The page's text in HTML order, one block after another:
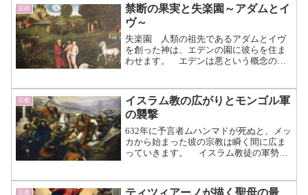
うか。 コペンハーゲンを代表するブル
ーのペイントは、現在で...（続きを読
む）
芸術
禁断の果実と失楽園～アダムとイ
ヴ～
失楽園 人類の祖先であるアダムとイヴ
を創った神は、エデンの園に彼らを住ま
わせます。 エデンは悪という概念のな
実に触れないこと。 しかしあるとき蛇
に誘惑された二人が、禁断...（続きを読
む）
宗教
イスラム教の広がりとモンゴル軍
の襲撃
632年に予言者ムハンマドが死ぬと、メッ
カから始まった彼の宗教は瞬く間に広ま
っていきます。 イスラム教徒の軍勢は
ニスタンを次々に制圧。 711年には現在
宗教
ティツィアーノが描く聖母の最